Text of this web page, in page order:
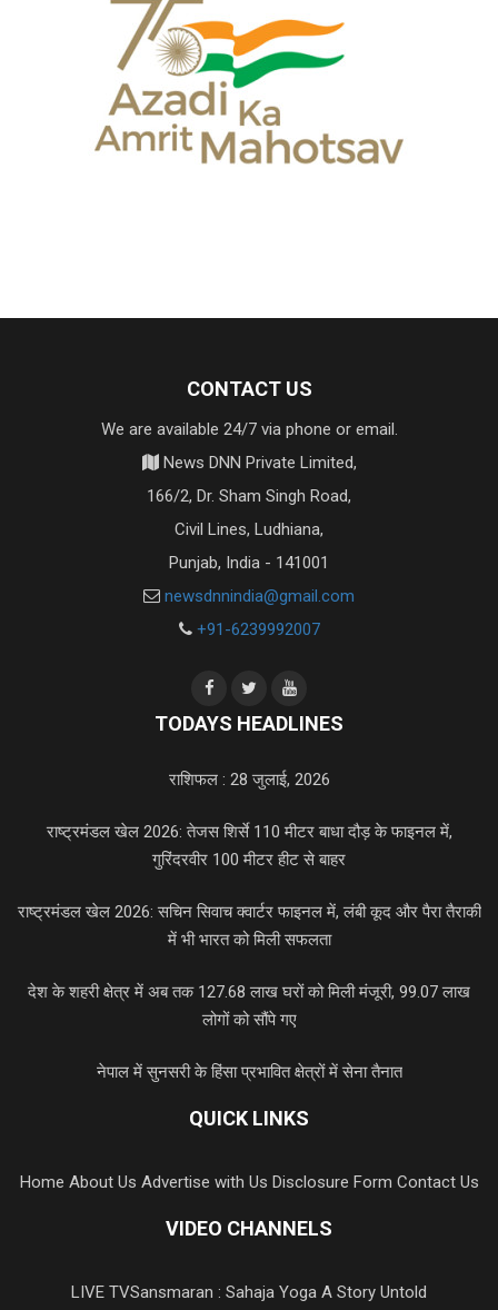
CONTACT US
We are available 24/7 via phone or email.
News DNN Private Limited,
166/2, Dr. Sham Singh Road,
Civil Lines, Ludhiana,
Punjab, India - 141001
newsdnnindia@gmail.com
+91-6239992007
TODAYS HEADLINES
राशिफल : 28 जुलाई, 2026
राष्ट्रमंडल खेल 2026: तेजस शिर्से 110 मीटर बाधा दौड़ के फाइनल में,
गुरिंदरवीर 100 मीटर हीट से बाहर
राष्ट्रमंडल खेल 2026: सचिन सिवाच क्वार्टर फाइनल में, लंबी कूद और पैरा तैराकी
में भी भारत को मिली सफलता
देश के शहरी क्षेत्र में अब तक 127.68 लाख घरों को मिली मंजूरी, 99.07 लाख
लोगों को सौंपे गए
नेपाल में सुनसरी के हिंसा प्रभावित क्षेत्रों में सेना तैनात
QUICK LINKS
Home About Us Advertise with Us Disclosure Form Contact Us
VIDEO CHANNELS
LIVE TVSansmaran : Sahaja Yoga A Story Untold